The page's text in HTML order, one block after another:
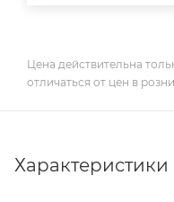
Цена действительна
отличаться от цен в
Характеристики